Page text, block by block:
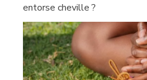
entorse cheville ?